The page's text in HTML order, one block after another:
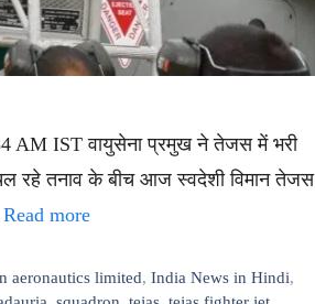
AM IST वायुसेना प्रमुख ने तेजस में भरी
रहे तनाव के बीच आज स्वदेशी विमान तेजस
Read more
aeronautics limited,India News in Hindi,